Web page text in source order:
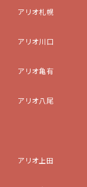
アリオ札幌
アリオ川口
アリオ亀有
アリオ八尾
アリオ上田